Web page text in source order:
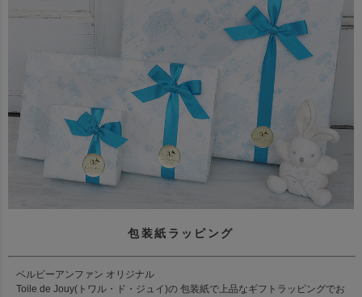
包装紙ラッピング
ベルビーアンファン オリジナル
Toile de Jouy(トワル・ド・ジュイ)の 包装紙で上品なギフトラッピングでお